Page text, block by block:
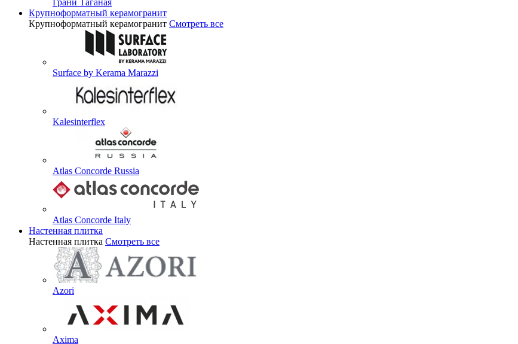
Грани Таганая
Крупноформатный керамогранит
Крупноформатный керамогранит Смотреть все
Surface by Kerama Marazzi
Kalesinterflex
Atlas Concorde Russia
Atlas Concorde Italy
Настенная плитка
Настенная плитка Смотреть все
Azori
Axima